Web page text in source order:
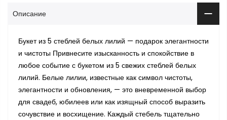
Описание
Букет из 5 стеблей белых лилий — подарок элегантности
и чистоты Привнесите изысканность и спокойствие в
любое событие с букетом из 5 свежих стеблей белых
лилий. Белые лилии, известные как символ чистоты,
элегантности и обновления, — это вневременной выбор
для свадеб, юбилеев или как изящный способ выразить
сочувствие и восхищение. Каждый стебель тщательно